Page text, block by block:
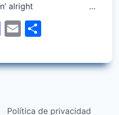
feelin’ alright …
Mastodon
Email
Política de privacidad